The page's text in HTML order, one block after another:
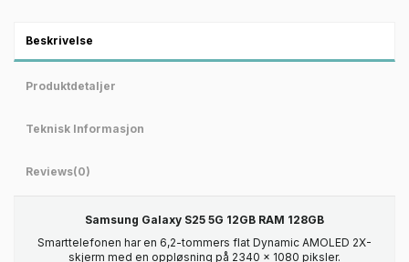
Beskrivelse
Produktdetaljer
Teknisk Informasjon
Reviews(0)
Samsung Galaxy S25 5G 12GB RAM 128GB
Smarttelefonen har en 6,2-tommers flat Dynamic AMOLED 2X-
skjerm med en oppløsning på 2340 x 1080 piksler.